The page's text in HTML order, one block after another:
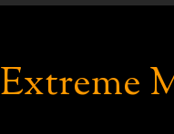
Extreme